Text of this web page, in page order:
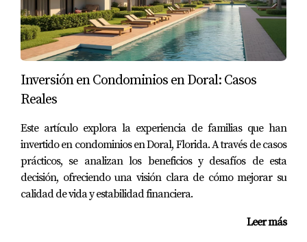
financieras.”
CASOS PRÁCTICOS
Para ilustrar mejor estas diferencias, consideremos
tres casos prácticos que reflejan situaciones
comunes al invertir en bienes raíces.
Caso 1: La Pareja Joven Buscando Su
Primer Hogar
Imagina a Ana y Luis, una pareja joven buscando su
Inversión en Condominios en Doral: Casos
Reales
Este artículo explora la experiencia de familias que han
invertido en condominios en Doral, Florida. A través de casos
prácticos, se analizan los beneficios y desafíos de esta
decisión, ofreciendo una visión clara de cómo mejorar su
calidad de vida y estabilidad financiera.
Leer más